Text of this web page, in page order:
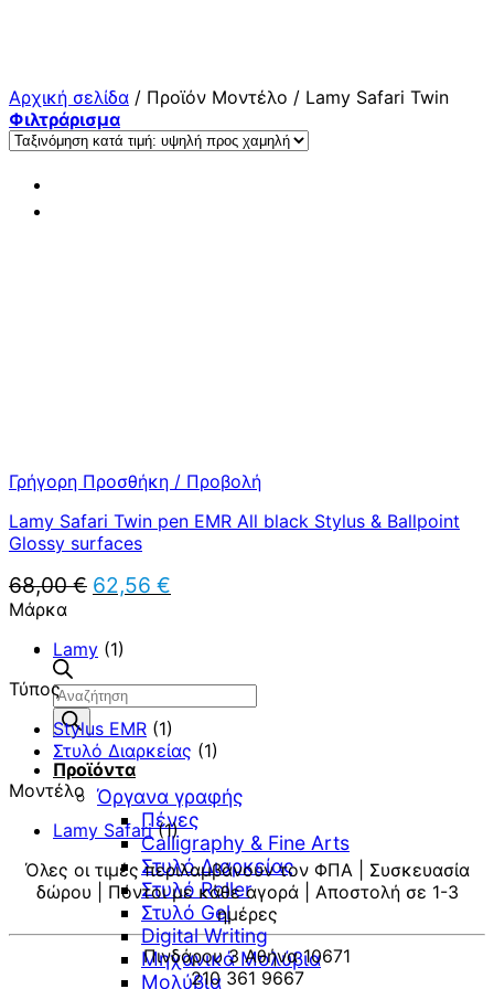
Αναζήτηση
προϊόντων
Προϊόντα
Όργανα γραφής
Πένες
Calligraphy & Fine Arts
Στυλό Διαρκείας
Στυλό Roller
Στυλό Gel
Digital Writing
Μηχανικά Μολύβια
Μολύβια
Αρχική σελίδα / Προϊόν Μοντέλο / Lamy Safari Twin
Φιλτράρισμα
Γρήγορη Προσθήκη / Προβολή
Lamy Safari Twin pen EMR All black Stylus & Ballpoint
Glossy surfaces
68,00€ Original
price
68,00 €.
62,56 €
Μάρκα
Lamy (1)
Τύπος
Stylus EMR (1)
Στυλό Διαρκείας (1)
Μοντέλο
Lamy Safari (1)
Όλες οι τιμές περιλαμβάνουν τον ΦΠΑ | Συσκευασία
δώρου | Πόντοι με κάθε αγορά | Αποστολή σε 1-3
ημέρες
Πινδάρου 3 Αθήνα 10671
210 361 9667